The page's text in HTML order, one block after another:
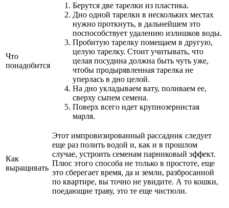
Что
понадобится
Берутся две тарелки из пластика.
Дно одной тарелки в нескольких местах
нужно проткнуть, в дальнейшем это
поспособствует удалению излишков воды.
Пробитую тарелку помещаем в другую,
целую тарелку. Стоит учитывать, что
целая посудина должна быть чуть уже,
чтобы продырявленная тарелка не
уперлась в дно целой.
На дно укладываем вату, поливаем ее,
сверху сыпем семена.
Поверх всего идет крупнозернистая
марля.
Как
выращивать
Этот импровизированный рассадник следует
еще раз полить водой и, как и в прошлом
случае, устроить семенам парниковый эффект.
Плюс этого способа не только в простоте, еще
это сберегает время, да и земли, разбросанной
по квартире, вы точно не увидите. А то кошки,
поедающие траву, это те еще чистюли.